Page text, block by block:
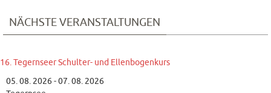
NÄCHSTE VERANSTALTUNGEN
16. Tegernseer Schulter- und Ellenbogenkurs
05. 08. 2026 - 07. 08. 2026